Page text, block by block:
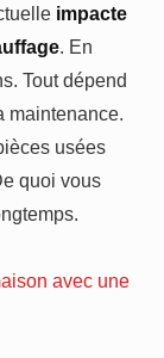
impacte
. En
Tout dépend
maintenance.
usées
quoi vous
avec une